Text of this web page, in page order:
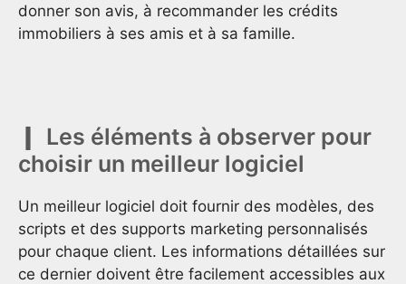
donner son avis, à recommander les crédits
immobiliers à ses amis et à sa famille.
Les éléments à observer pour
choisir un meilleur logiciel
Un meilleur logiciel doit fournir des modèles, des
scripts et des supports marketing personnalisés
pour chaque client. Les informations détaillées sur
ce dernier doivent être facilement accessibles aux